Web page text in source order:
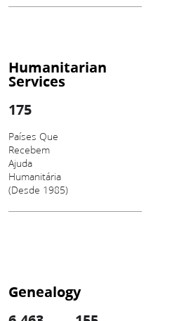
Humanitarian
Services
175
Países Que
Recebem
Ajuda
Humanitária
(Desde 1985)
Genealogy